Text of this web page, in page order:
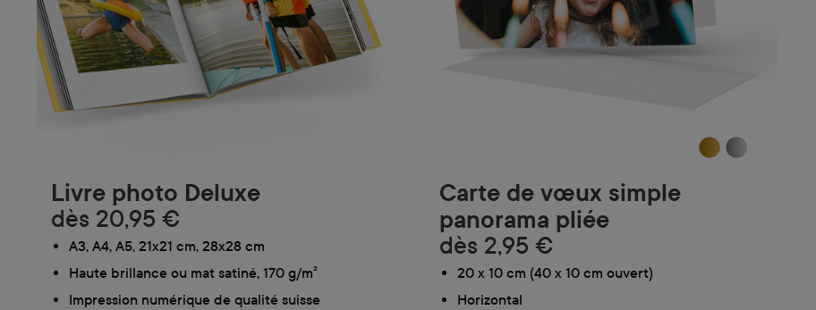
Livre photo Deluxe
dès 20,95 €
A3, A4, A5, 21x21 cm, 28x28 cm
Haute brillance ou mat satiné, 170 g/m²
Impression numérique de qualité suisse
Carte de vœux simple
panorama pliée
dès 2,95 €
20 x 10 cm (40 x 10 cm ouvert)
Horizontal